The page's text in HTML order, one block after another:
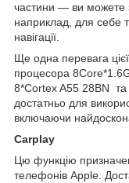
частини — ви можете
наприклад, для себе
навігації.
Ще одна перевага
процесора
8*Cortex A55 28BN та
достатньо для
включаючи
Carplay
Цю функцію
телефонів Apple.